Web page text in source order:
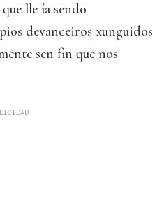
lle ía sendo
devanceiros xunguidos
sen fin que nos